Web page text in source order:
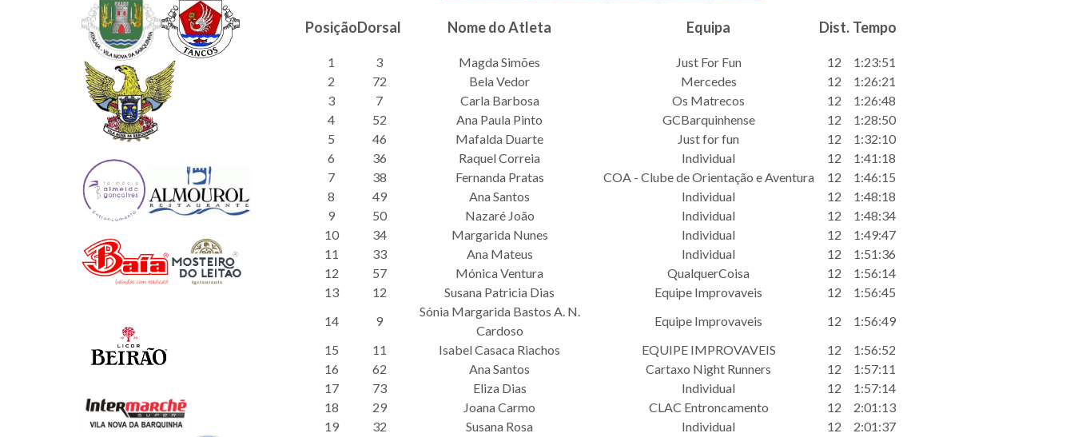
PosiçãoDorsal Nome do Atleta Equipa Dist. Tempo
1 3 Magda Simões Just For Fun 12
1:23:51
2
72 Bela Vedor Mercedes 12
1:26:21
3
7 Carla Barbosa Os Matrecos 12
1:26:48
4
52 Ana Paula Pinto GCBarquinhense 12
1:28:50
5
46 Mafalda Duarte Just for fun 12
1:32:10
6
36 Raquel Correia Individual 12
1:41:18
7
38 Fernanda Pratas COA - Clube de Orientação e Aventura 12
1:46:15
8
49 Ana Santos Individual 12
1:48:18
9
50 Nazaré João Individual 12
1:48:34
10
34 Margarida Nunes Individual 12
1:49:47
11
33 Ana Mateus Individual 12
1:51:36
12
57 Mónica Ventura QualquerCoisa 12
1:56:14
13
12 Susana Patricia Dias Equipe Improvaveis 12
1:56:45
14
9
Sónia Margarida Bastos A. N.
Cardoso
Equipe Improvaveis 12
1:56:49
15
11 Isabel Casaca Riachos EQUIPE IMPROVAVEIS 12
1:56:52
16
62 Ana Santos Cartaxo Night Runners 12
1:57:11
17
73 Eliza Dias Individual 12
1:57:14
18
29 Joana Carmo CLAC Entroncamento 12
2:01:13
19
32 Susana Rosa Individual 12
2:01:37